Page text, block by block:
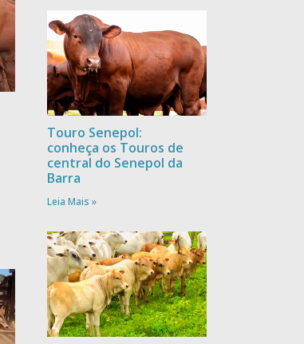
Touro Senepol:
conheça os Touros de
central do Senepol da
Barra
Leia Mais »